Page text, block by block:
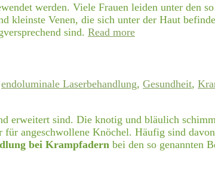
werden. Viele Frauen leiden unter den so
kleinste Venen, die sich unter der Haut
sind. Read more
endoluminale Laserbehandlung, Gesundheit,
erweitert sind. Die knotig und bläulich
für angeschwollene Knöchel. Häufig sind
bei Krampfadern bei den so genannten